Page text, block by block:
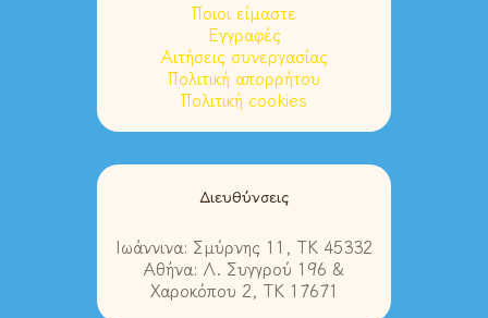
Ποιοι είμαστε
Εγγραφές
Αιτήσεις συνεργασίας
Πολιτική απορρήτου
Πολιτική cookies
Διευθύνσεις
Ιωάννινα: Σμύρνης 11, ΤΚ 45332
Αθήνα: Λ. Συγγρού 196 &
Χαροκόπου 2, ΤΚ 17671